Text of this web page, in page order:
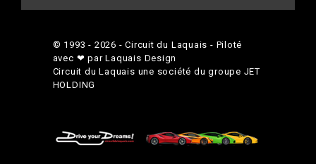
© 1993 - 2026 - Circuit du Laquais - Piloté
avec ❤ par Laquais Design
Circuit du Laquais une société du groupe JET
HOLDING